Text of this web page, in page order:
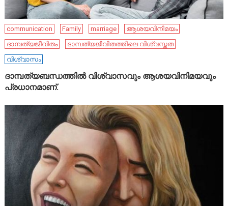
communication Family marriage
ആശയവിനിമയം
ദാമ്പത്യജീവിതം
ദാമ്പത്യജീവിതത്തിലെ വിശ്വസ്തത
വിശ്വാസം
ദാമ്പത്യബന്ധത്തിൽ വിശ്വാസവും ആശയവിനിമയവും
പ്രധാനമാണ്.